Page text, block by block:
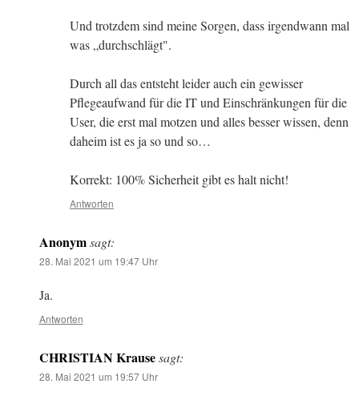
Und trotzdem sind meine Sorgen, dass irgendwann mal
was „durchschlägt".
Durch all das entsteht leider auch ein gewisser
Pflegeaufwand für die IT und Einschränkungen für die
User, die erst mal motzen und alles besser wissen, denn
daheim ist es ja so und so…
Korrekt: 100% Sicherheit gibt es halt nicht!
Antworten
Anonym sagt:
28. Mai 2021 um 19:47 Uhr
Ja.
Antworten
CHRISTIAN Krause sagt:
28. Mai 2021 um 19:57 Uhr